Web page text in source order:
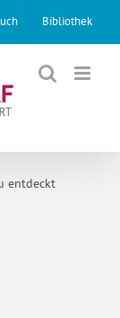
Bibliothek
entdeckt